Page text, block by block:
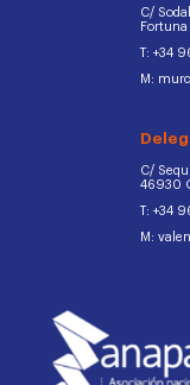
C/
T: +34
M:
C/
46930
T: +34
M: